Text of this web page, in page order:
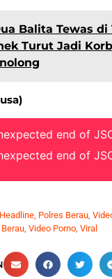
Balita Tewas di
Turut Jadi
end of
end of
Headline, Polres Berau,
, Video Porno, Viral